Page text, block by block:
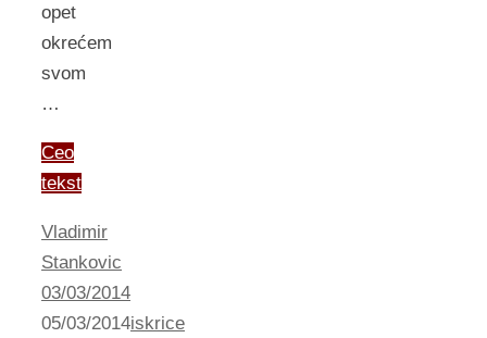
opet
okrećem
svom
…
Ceo
tekst
Vladimir
Stankovic
03/03/2014
05/03/2014iskrice